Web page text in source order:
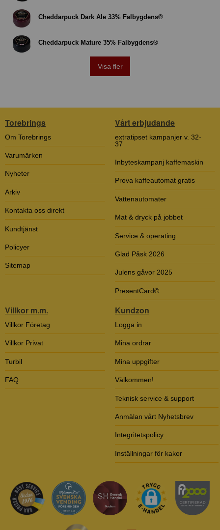
Cheddarpuck Dark Ale 33% Falbygdens®
Cheddarpuck Mature 35% Falbygdens®
Visa fler
Torebrings
Om Torebrings
Varumärken
Nyheter
Arkiv
Kontakta oss direkt
Kundtjänst
Policyer
Sitemap
Vårt erbjudande
extratipset kampanjer v. 32-
37
Inbyteskampanj kaffemaskin
Prova kaffeautomat gratis
Vattenautomater
Mat & dryck på jobbet
Service & operating
Glad Påsk 2026
Julens gåvor 2025
PresentCard©
Villkor m.m.
Villkor Företag
Villkor Privat
Turbil
FAQ
Kundzon
Logga in
Mina ordrar
Mina uppgifter
Välkommen!
Teknisk service & support
Anmälan vårt Nyhetsbrev
Integritetspolicy
Inställningar för kakor